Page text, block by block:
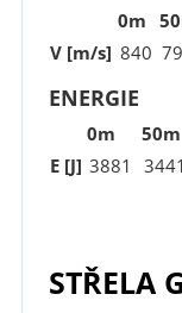
0m
V [m/s] 840
ENERGIE
0m 50m
E [J] 3881 3441
STŘELA